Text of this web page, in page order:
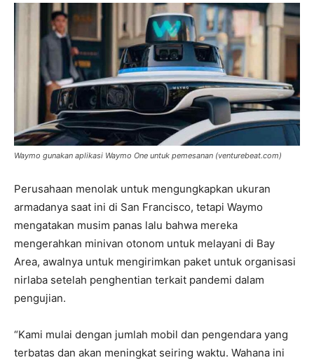
Waymo gunakan aplikasi Waymo One untuk pemesanan (venturebeat.com)
Perusahaan menolak untuk mengungkapkan ukuran
armadanya saat ini di San Francisco, tetapi Waymo
mengatakan musim panas lalu bahwa mereka
mengerahkan minivan otonom untuk melayani di Bay
Area, awalnya untuk mengirimkan paket untuk organisasi
nirlaba setelah penghentian terkait pandemi dalam
pengujian.
“Kami mulai dengan jumlah mobil dan pengendara yang
terbatas dan akan meningkat seiring waktu. Wahana ini